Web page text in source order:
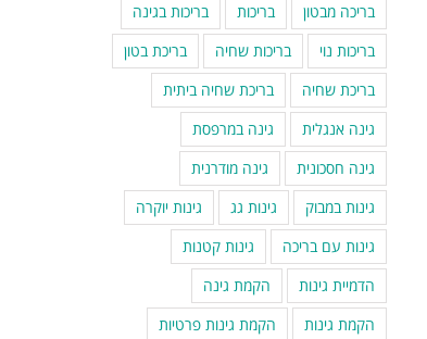
בריכה מבטון
בריכות
בריכות בגינה
בריכות נוי
בריכות שחיה
בריכת בטון
בריכת שחיה
בריכת שחיה ביתית
גינה אנגלית
גינה במרפסת
גינה חסכונית
גינה מודרנית
גינות במבוק
גינות גג
גינות יוקרה
גינות עם בריכה
גינות קטנות
הדמיית גינות
הקמת גינה
הקמת גינות
הקמת גינות פרטיות